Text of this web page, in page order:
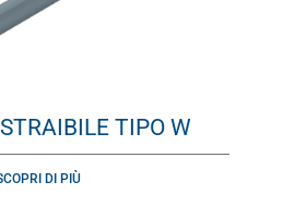
TIPO W
DI PIÙ